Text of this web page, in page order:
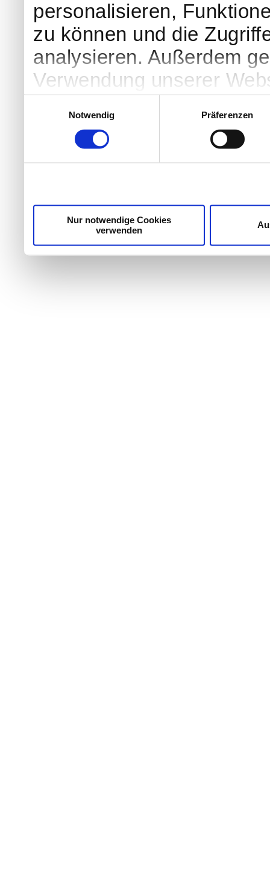
personalisieren,
zu können und die
analysieren. Außerdem
Verwendung unserer
Partner führen diese
weiteren Daten
Notwendig
Präferenzen
Nur notwendige Cookies
verwenden